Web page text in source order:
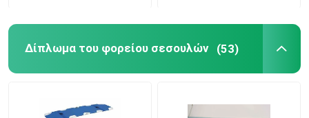
Δίπλωμα του φορείου σεσουλών (53)